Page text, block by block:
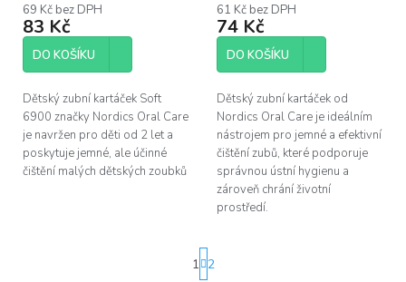
69 Kč bez DPH
83 Kč
DO KOŠÍKU
Dětský zubní kartáček Soft
6900 značky Nordics Oral Care
je navržen pro děti od 2 let a
poskytuje jemné, ale účinné
čištění malých dětských zoubků
61 Kč bez DPH
74 Kč
DO KOŠÍKU
Dětský zubní kartáček od
Nordics Oral Care je ideálním
nástrojem pro jemné a efektivní
čištění zubů, které podporuje
správnou ústní hygienu a
zároveň chrání životní
prostředí.
t
1 2